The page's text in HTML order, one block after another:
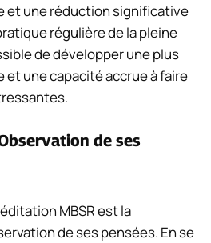
et une réduction significative
régulière de la pleine
de développer une plus
et une capacité accrue à faire
de ses
MBSR est la
de ses pensées. En se